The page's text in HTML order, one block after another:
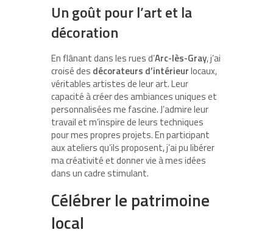
Un goût pour l’art et la
décoration
En flânant dans les rues d’Arc-lès-Gray, j’ai
croisé des décorateurs d’intérieurlocaux,
véritables artistes de leur art. Leur
capacité à créer des ambiances uniques et
personnalisées me fascine. J’admire leur
travail et m’inspire de leurs techniques
pour mes propres projets. En participant
aux ateliers qu’ils proposent, j’ai pu libérer
ma créativité et donner vie à mes idées
dans un cadre stimulant.
Célébrer le patrimoine
local